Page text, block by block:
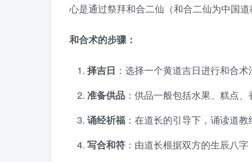
心是通过祭拜和合二仙（和合二仙为中国
和合术的步骤：
择吉日 ：选择一个黄道吉日进行和合
准备供品 ：供品一般包括水果、糕点
诵经祈福 ：在道长的引导下，诵读道教
写合和符 ：由道长根据双方的生辰八